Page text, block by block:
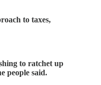
to taxes,
to ratchet up
people said.